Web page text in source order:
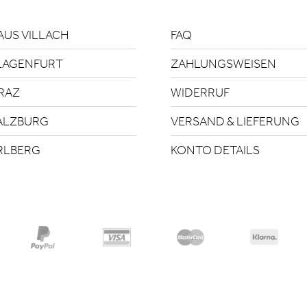
VILLACH
FAQ
ZAHLUNGSWEISEN
WIDERRUF
VERSAND & LIEFERUNG
KONTO DETAILS